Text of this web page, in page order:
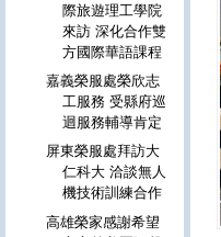
際旅遊理工學院
來訪 深化合作雙
方國際華語課程
嘉義榮服處榮欣志
工服務 受縣府巡
迴服務輔導肯定
屏東榮服處拜訪大
仁科大 洽談無人
機技術訓練合作
高雄榮家感謝希望